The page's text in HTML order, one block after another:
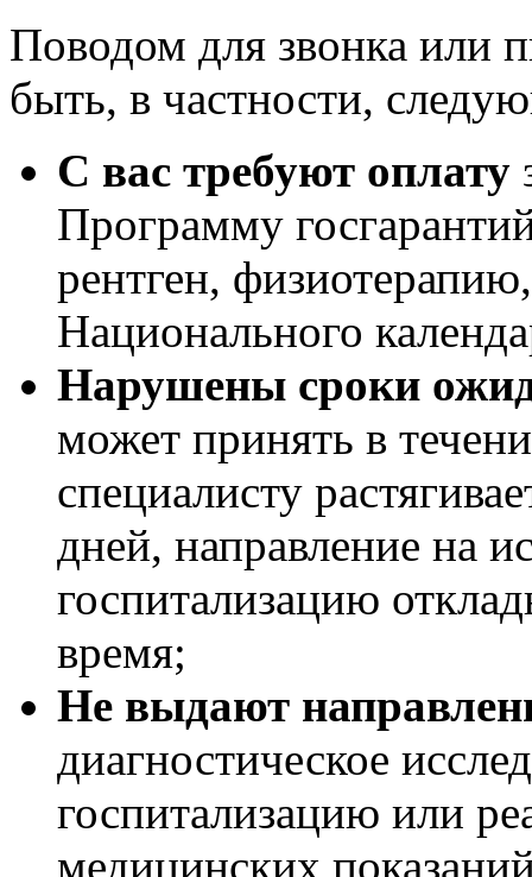
Поводом для звонка или
быть, в частности,
С вас требуют оплату
Программу
рентген,
Национального
Нарушены сроки
может принять в
специалисту
дней, направление на
госпитализацию
время;
Не выдают
диагностическое
госпитализацию или
медицинских